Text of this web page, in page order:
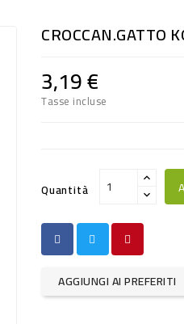
CROCCAN.GATTO
3,19 €
Tasse incluse
Quantità
AGGIUNGI AI PREFERITI